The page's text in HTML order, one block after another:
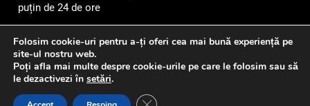
8
Lavazza utilizează tehnologia
blockchain pentru a asigura
trasabilitatea cafelei
STIRI
puțin de 24 de ore
Newsmatic - News WordPress Theme 2026. Powered By
Folosim cookie-uri pentru a-ți oferi cea mai bună experiență pe
site-ul nostru web.
Poți afla mai multe despre cookie-urile pe care le folosim sau să
le dezactivezi în setări.
Close GDPR Cookie Banner